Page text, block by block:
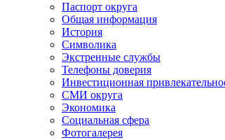
Паспорт округа
Общая информация
История
Символика
Экстренные службы
Телефоны доверия
Инвестиционная
СМИ округа
Экономика
Социальная сфера
Фотогалерея